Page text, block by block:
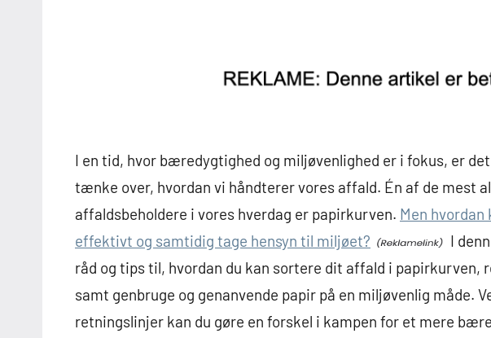
I en tid, hvor bæredygtighed og miljøvenlighed er i fokus, er
tænke over, hvordan vi håndterer vores affald. Én af de mest
affaldsbeholdere i vores hverdag er papirkurven. Men
effektivt og samtidig tage hensyn til miljøet?
I
råd og tips til, hvordan du kan sortere dit affald i
samt genbruge og genanvende papir på en miljøvenlig måde.
retningslinjer kan du gøre en forskel i kampen for et mere